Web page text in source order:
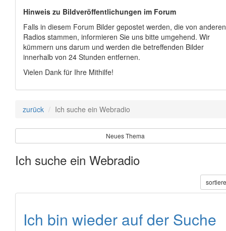
Hinweis zu Bildveröffentlichungen im Forum
Falls in diesem Forum Bilder gepostet werden, die von anderen
Radios stammen, informieren Sie uns bitte umgehend. Wir
kümmern uns darum und werden die betreffenden Bilder
innerhalb von 24 Stunden entfernen.
Vielen Dank für Ihre Mithilfe!
zurück Ich suche ein Webradio
Neues Thema
Ich suche ein Webradio
Ich bin wieder auf der Suche